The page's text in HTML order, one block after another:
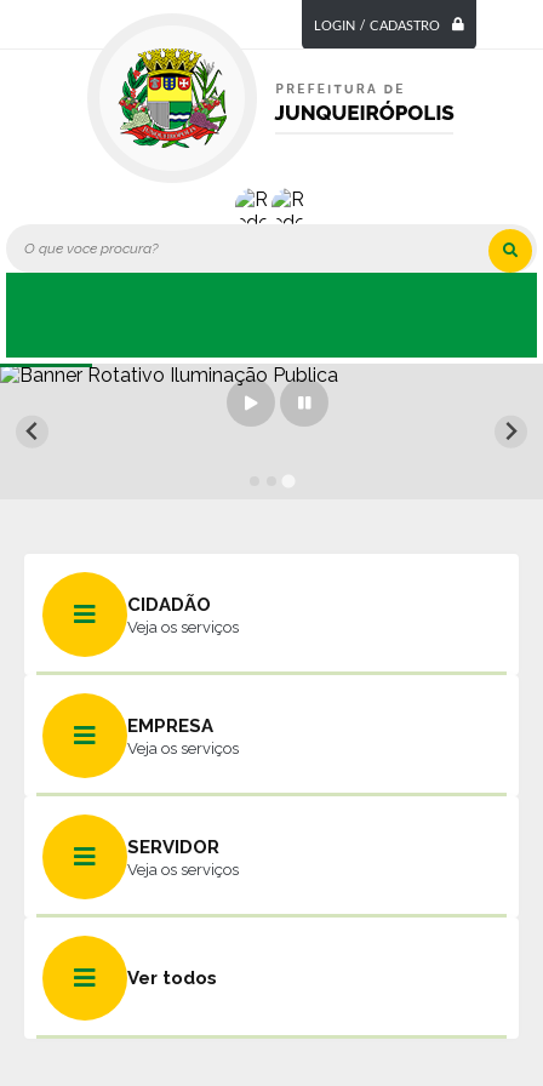
LOGIN / CADASTRO
CIDADÃO
Veja os serviços
EMPRESA
Veja os serviços
SERVIDOR
Veja os serviços
Ver todos